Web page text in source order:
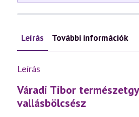
Leírás További információk
Leírás
Váradi Tibor
vallásbölcsész